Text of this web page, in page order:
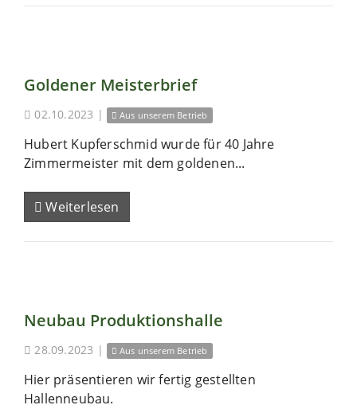
Goldener Meisterbrief
02.10.2023 | Aus unserem Betrieb
Hubert Kupferschmid wurde für 40 Jahre
Zimmermeister mit dem goldenen...
Weiterlesen
Neubau Produktionshalle
28.09.2023 | Aus unserem Betrieb
Hier präsentieren wir fertig gestellten
Hallenneubau.